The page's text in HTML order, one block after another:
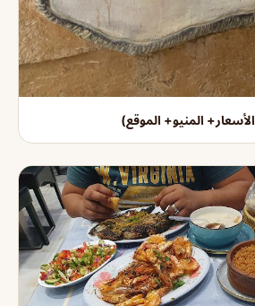
المنيو+ الموقع)